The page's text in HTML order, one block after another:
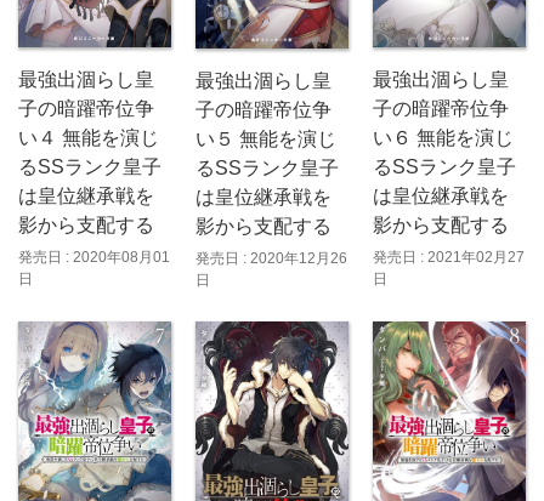
最強出涸らし皇
子の暗躍帝位争
い４ 無能を演じ
るSSランク皇子
は皇位継承戦を
影から支配する
発売日 : 2020年08月01
日
最強出涸らし皇
子の暗躍帝位争
い５ 無能を演じ
るSSランク皇子
は皇位継承戦を
影から支配する
発売日 : 2020年12月26
日
最強出涸らし皇
子の暗躍帝位争
い６ 無能を演じ
るSSランク皇子
は皇位継承戦を
影から支配する
発売日 : 2021年02月27
日